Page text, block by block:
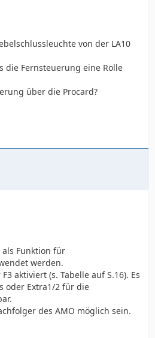
von der LA10
die Fernsteuerung eine Rolle
über die Procard?
als Funktion für
werden.
aktiviert (s. Tabelle auf S.16). Es
oder Extra1/2 für die
des AMO möglich sein.